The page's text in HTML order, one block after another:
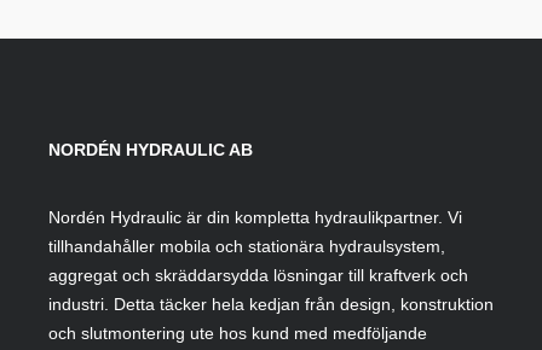
NORDÉN HYDRAULIC AB
Nordén Hydraulic är din kompletta hydraulikpartner. Vi
tillhandahåller mobila och stationära hydraulsystem,
aggregat och skräddarsydda lösningar till kraftverk och
industri. Detta täcker hela kedjan från design, konstruktion
och slutmontering ute hos kund med medföljande